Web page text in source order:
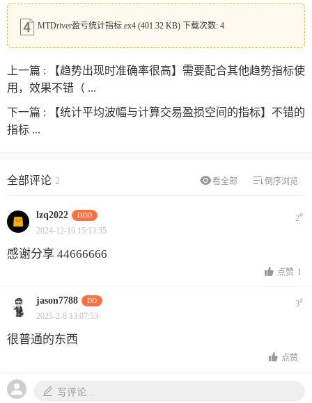
MTDriver盈亏统计指标.ex4 (401.32 KB) 下载次数: 4
上一篇 :
【趋势出现时准确率很高】需要配合其他趋势指标使
用，效果不错（ ...
下一篇 :
【统计平均波幅与计算交易盈损空间的指标】不错的
指标 ...
看全部 倒序浏览
全部评论 2
lzq2022 DDD 2#
2024-12-19 15:13:35
感谢分享 44666666
点赞 1
jason7788 DD 3#
2025-2-8 13:07:53
很普通的东西
点赞
写评论...